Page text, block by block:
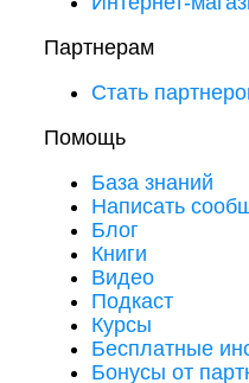
Партнерам
Стать
Помощь
База знаний
Написать
Блог
Книги
Видео
Подкаст
Курсы
Бесплатные
Бонусы от